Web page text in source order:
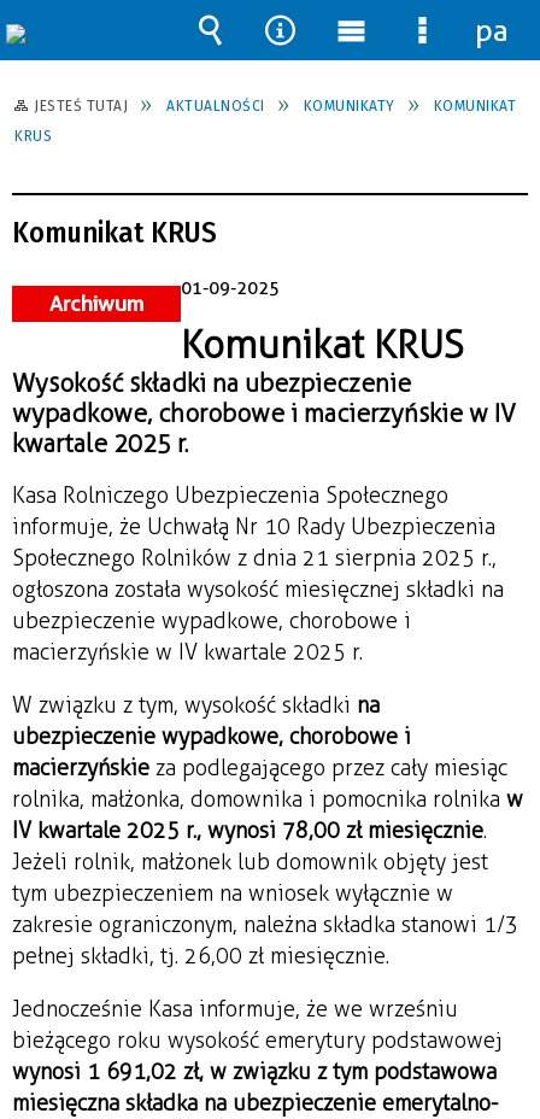
JESTEŚ TUTAJ AKTUALNOŚCI KOMUNIKATY
KOMUNIKAT
KRUS
Komunikat KRUS
Archiwum
01-09-2025
Komunikat KRUS
Wysokość składki na ubezpieczenie
wypadkowe, chorobowe i macierzyńskie w IV
kwartale 2025 r.
Kasa Rolniczego Ubezpieczenia Społecznego
informuje, że Uchwałą Nr 10 Rady Ubezpieczenia
Społecznego Rolników z dnia 21 sierpnia 2025 r.,
ogłoszona została wysokość miesięcznej składki na
ubezpieczenie wypadkowe, chorobowe i
macierzyńskie w IV kwartale 2025 r.
W związku z tym, wysokość składki na
ubezpieczenie wypadkowe, chorobowe i
macierzyńskie za podlegającego przez cały miesiąc
rolnika, małżonka, domownika i pomocnika rolnika w
IV kwartale 2025 r., wynosi 78,00 zł miesięcznie.
Jeżeli rolnik, małżonek lub domownik objęty jest
tym ubezpieczeniem na wniosek wyłącznie w
zakresie ograniczonym, należna składka stanowi 1/3
pełnej składki, tj. 26,00 zł miesięcznie.
Jednocześnie Kasa informuje, że we wrześniu
bieżącego roku wysokość emerytury podstawowej
wynosi 1 691,02 zł, w związku z tym podstawowa
miesięczna składka na ubezpieczenie emerytalno-
Wyszukiwarka
Narzędzia
Menu
główne
Menu